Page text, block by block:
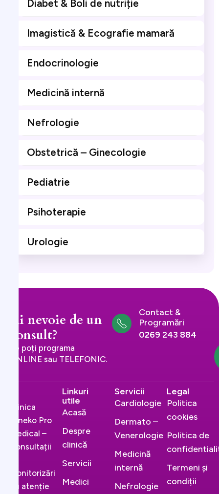
Diabet & Boli de nutriție
Imagistică & Ecografie mamară
Endocrinologie
Medicină internă
Nefrologie
Obstetrică – Ginecologie
Pediatrie
Psihoterapie
Urologie
Ai nevoie de un
consult?
Te poți programa
ONLINE sau TELEFONIC.
Contact &
Programări
0269 243 884
Clinica
Gineko Pro
Medical –
Consultații
monitorizări
cu atenție
Linkuri
utile
Acasă
Despre
clinică
Servicii
Medici
Servicii
Cardiologie
Dermato –
Venerologie
Medicină
internă
Nefrologie
Legal
Politica
cookies
Politica de
Termeni și
condiții